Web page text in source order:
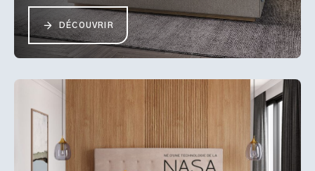
DÉCOUVRIR